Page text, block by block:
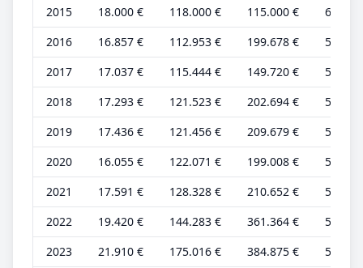
2015
18.000 € 118.000 € 115.000 €
6.000 €
2016
16.857 € 112.953 € 199.678 €
5.619 €
2017
17.037 € 115.444 € 149.720 €
5.679 €
2018
17.293 € 121.523 € 202.694 €
5.764 €
2019
17.436 € 121.456 € 209.679 €
5.812 €
2020
16.055 € 122.071 € 199.008 €
5.352 €
2021
17.591 € 128.328 € 210.652 €
5.864 €
2022
19.420 € 144.283 € 361.364 €
5.975 €
2023
21.910 € 175.016 € 384.875 €
5.922 €